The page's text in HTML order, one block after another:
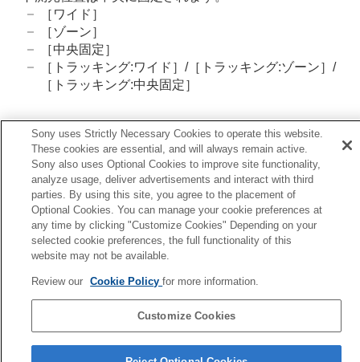
フラッシュを使う
手ブレを補正する
レンズ補正
ノイズリダクション
撮影中の画面表示を設定する
動画の音声を記録する
TC/UB設定
画像と音声をライブ配信する
カメラをカスタマイズする
再生する
カメラの設定を変更する
スマートフォンでできること
パソコンでできること
クラウドサービスを利用する
故障かな？と思ったら
［ワイド］
［ゾーン］
［中央固定］
［トラッキング:ワイド］/［トラッキング:ゾーン］/
［トラッキング:中央固定］
関連項目
ピントを合わせるエリアを選ぶ（フォーカスエリア）
測光モード（静止画/動画）
チ測光時顔優先（静止画/動画）
言語選択ページへ
Sony uses Strictly Necessary Cookies to operate this website.
These cookies are essential, and will always remain active.
Sony also uses Optional Cookies to improve site functionality,
analyze usage, deliver advertisements and interact with third
parties. By using this site, you agree to the placement of
Optional Cookies. You can manage your cookie preferences at
any time by clicking "Customize Cookies" Depending on your
selected cookie preferences, the full functionality of this
website may not be available.
Review our Cookie Policyfor more information.
Customize Cookies